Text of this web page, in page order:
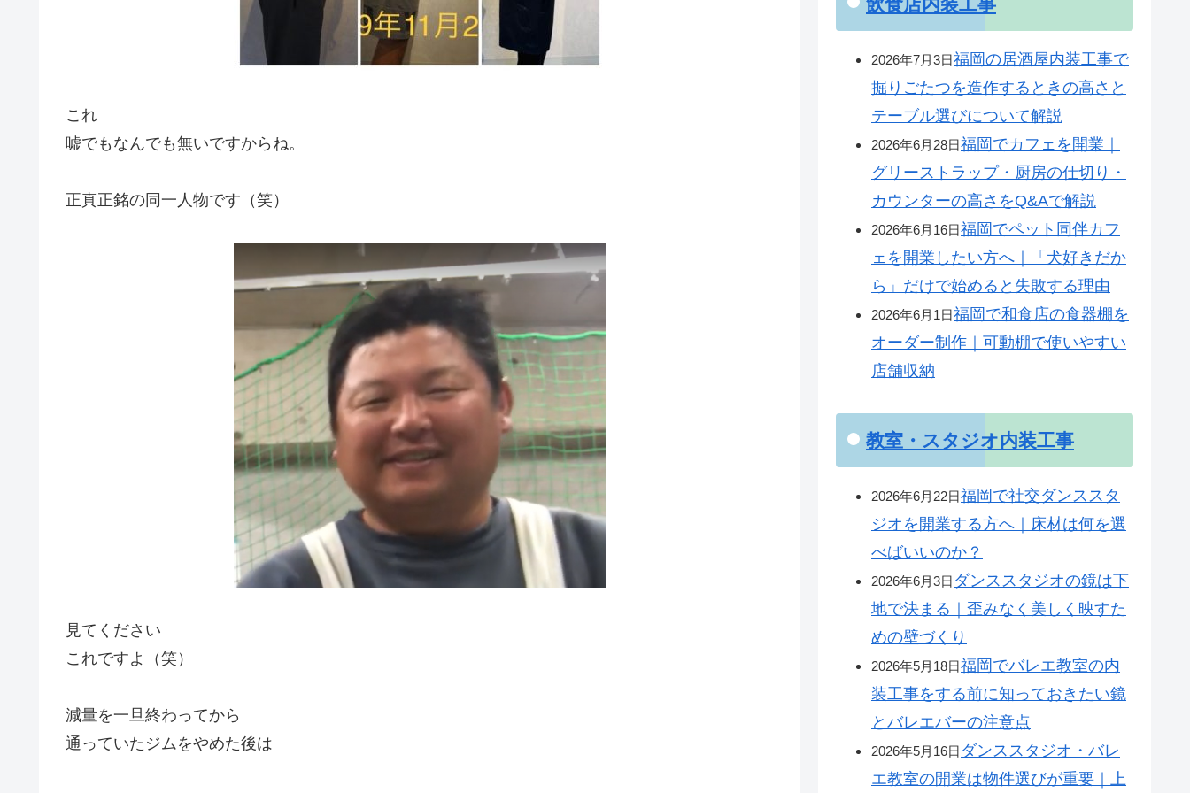
これ
嘘でもなんでも無いですからね。
正真正銘の同一人物です（笑）
見てください
これですよ（笑）
減量を一旦終わってから
通っていたジムをやめた後は
2026年7月3日福岡の居酒屋内装工事で
掘りごたつを造作するときの高さと
テーブル選びについて解説
2026年6月28日福岡でカフェを開業｜
グリーストラップ・厨房の仕切り・
カウンターの高さをQ&Aで解説
2026年6月16日福岡でペット同伴カフ
ェを開業したい方へ｜「犬好きだか
ら」だけで始めると失敗する理由
2026年6月1日福岡で和食店の食器棚を
オーダー制作｜可動棚で使いやすい
店舗収納
教室・スタジオ内装工事
2026年6月22日福岡で社交ダンススタ
ジオを開業する方へ｜床材は何を選
べばいいのか？
2026年6月3日 ダンススタジオの鏡は下
地で決まる｜歪みなく美しく映すた
めの壁づくり
2026年5月18日福岡でバレエ教室の内
装工事をする前に知っておきたい鏡
とバレエバーの注意点
2026年5月16日 ダンススタジオ・バレ
エ教室の開業は物件選びが重要｜上